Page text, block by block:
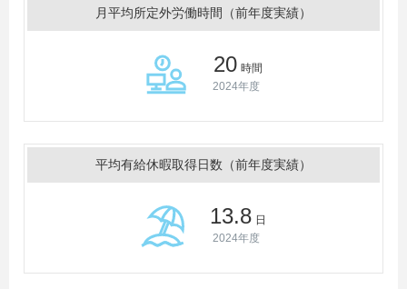
月平均所定外労働時間（前年度実績）
20 時間
2024年度
平均有給休暇取得日数（前年度実績）
13.8 日
2024年度